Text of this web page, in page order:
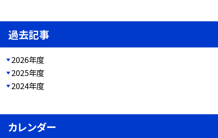
過去記事
2026年度
2025年度
2024年度
カレンダー